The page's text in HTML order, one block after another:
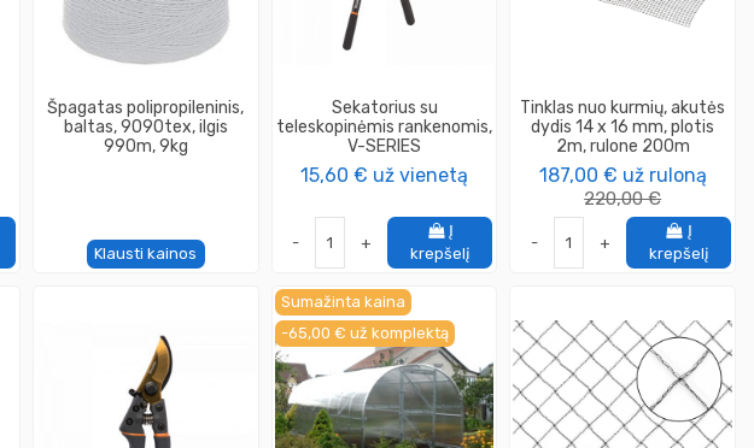
Špagatas polipropileninis,
baltas, 9090tex, ilgis
990m, 9kg
Klausti kainos
Sekatorius su
teleskopinėmis rankenomis,
V-SERIES
15,60 € už vienetą
- +
Į
krepšelį
Tinklas nuo kurmių, akutės
dydis 14 x 16 mm, plotis
2m, rulone 200m
187,00 € už ruloną
220,00 €
- +
Į
krepšelį
Sumažinta kaina
-65,00 € už komplektą